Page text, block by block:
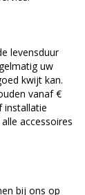
levensduur
uw
kwijt kan.
vanaf €
installatie
accessoires
bij ons op